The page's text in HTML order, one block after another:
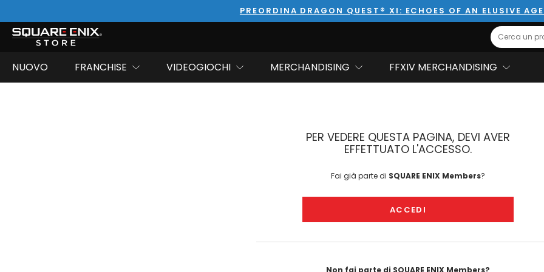
PREORDINA DRAGON QUEST® XI: ECHOES OF AN ELUSIVE
Search
NUOVO FRANCHISE VIDEOGIOCHI MERCHANDISING FFXIV MERCHANDISING
PER VEDERE QUESTA PAGINA, DEVI AVER
EFFETTUATO L'ACCESSO.
Fai già parte di SQUARE ENIX Members?
ACCEDI
Non fai parte di SQUARE ENIX Members?